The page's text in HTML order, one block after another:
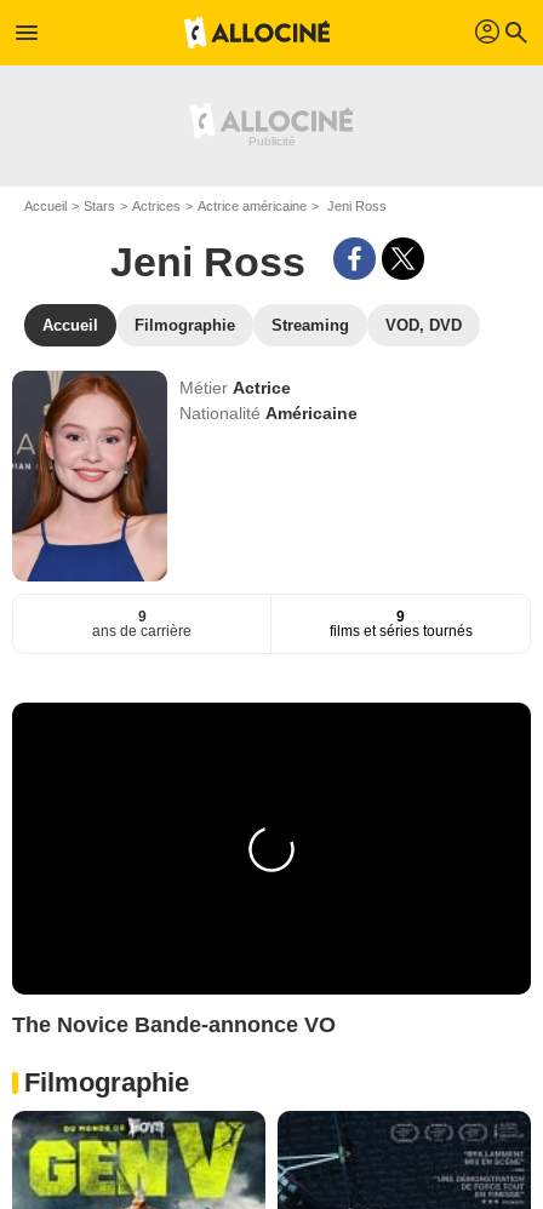
menu profil search
Accueil Stars Actrices Actrice américaine Jeni Ross
Jeni Ross
Accueil Filmographie Streaming VOD, DVD
MétierActrice
NationalitéAméricaine
9
ans de carrière
9
films et séries tournés
The Novice Bande-annonce VO
Filmographie